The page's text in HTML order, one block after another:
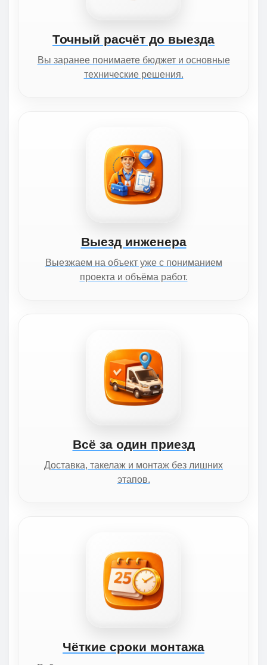
Точный расчёт до выезда
Вы заранее понимаете бюджет и основные
технические решения.
Выезд инженера
Выезжаем на объект уже с пониманием
проекта и объёма работ.
Всё за один приезд
Доставка, такелаж и монтаж без лишних
этапов.
Чёткие сроки монтажа